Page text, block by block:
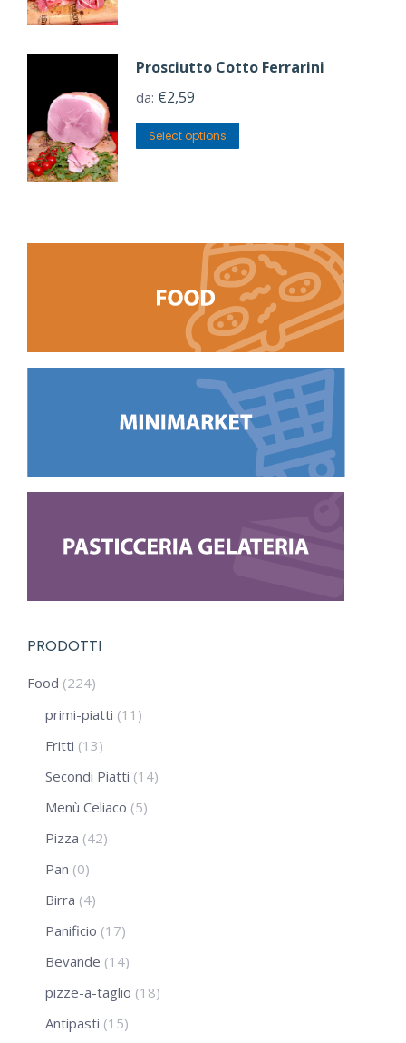
Prosciutto Cotto Ferrarini
da: €2,59
Select options
PRODOTTI
Food (224)
primi-piatti (11)
Fritti (13)
Secondi Piatti (14)
Menù Celiaco (5)
Pizza (42)
Pan (0)
Birra (4)
Panificio (17)
Bevande (14)
pizze-a-taglio (18)
Antipasti (15)